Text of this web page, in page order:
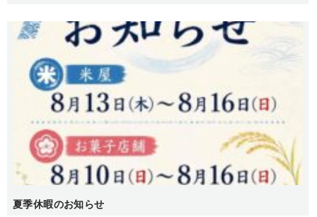
夏季休暇のお知らせ